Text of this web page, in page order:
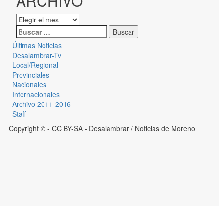
Últimas Noticias
Desalambrar-Tv
Local/Regional
Provinciales
Nacionales
Internacionales
Archivo 2011-2016
Staff
Copyright © - CC BY-SA - Desalambrar / Noticias de Moreno